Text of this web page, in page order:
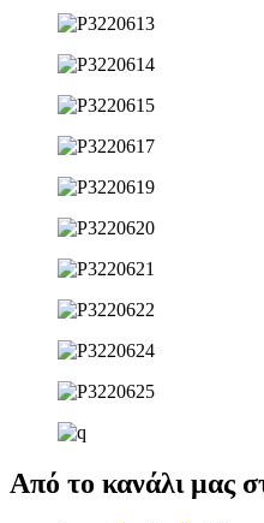
Από το κανάλι μας